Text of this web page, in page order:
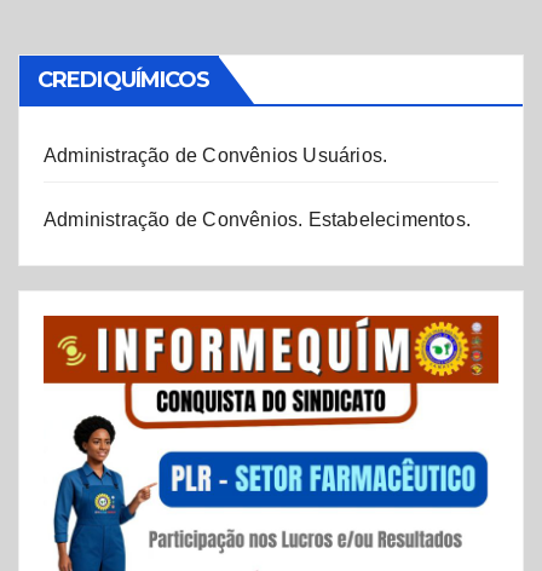
CREDIQUÍMICOS
Administração de Convênios Usuários.
Administração de Convênios. Estabelecimentos.